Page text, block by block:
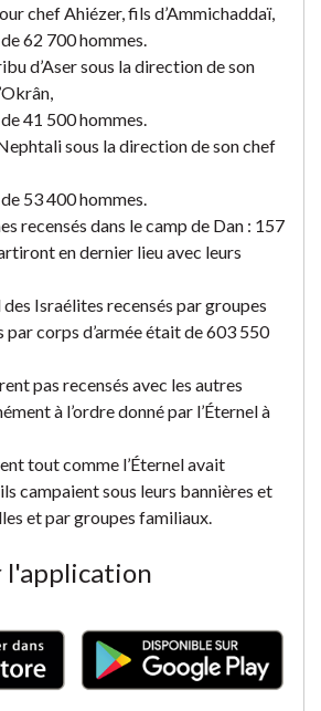
chef Ahiézer, fils d’Ammichaddaï,
62 700 hommes.
d’Aser sous la direction de son
41 500 hommes.
sous la direction de son chef
53 400 hommes.
recensés dans le camp de Dan : 157
en dernier lieu avec leurs
Israélites recensés par groupes
corps d’armée était de 603 550
pas recensés avec les autres
à l’ordre donné par l’Éternel à
tout comme l’Éternel avait
campaient sous leurs bannières et
et par groupes familiaux.
l'application